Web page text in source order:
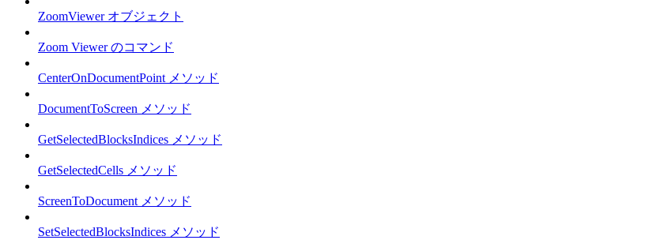
ZoomViewer オブジェクト
Zoom Viewer のコマンド
CenterOnDocumentPoint メソッド
DocumentToScreen メソッド
GetSelectedBlocksIndices メソッド
GetSelectedCells メソッド
ScreenToDocument メソッド
SetSelectedBlocksIndices メソッド